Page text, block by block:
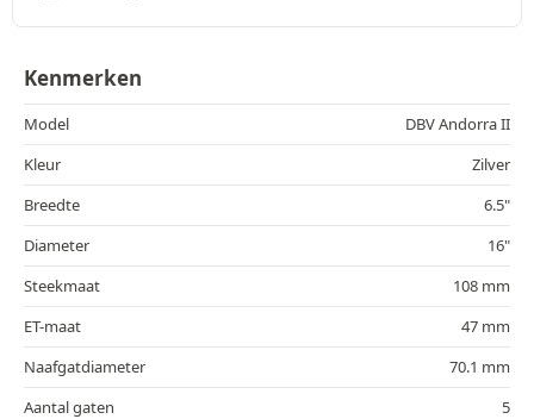
Kenmerken
Model
DBV Andorra II
Kleur
Zilver
Breedte
6.5"
Diameter
16"
Steekmaat
108 mm
ET-maat
47 mm
Naafgatdiameter
70.1 mm
Aantal gaten
5